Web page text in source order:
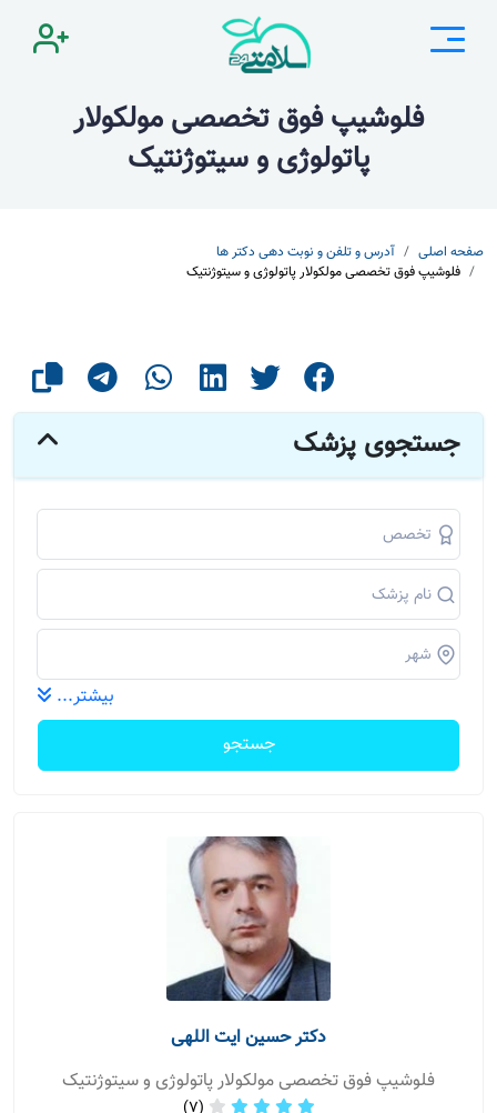
فلوشیپ فوق تخصصی مولکولار
پاتولوژی و سیتوژنتیک
صفحه اصلی
آدرس و تلفن و نوبت دهی دکتر ها
فلوشیپ فوق تخصصی مولکولار پاتولوژی و سیتوژنتیک
جستجوی پزشک
بیشتر...
جستجو
دکتر حسین ایت اللهی
فلوشیپ فوق تخصصی مولکولار پاتولوژی و سیتوژنتیک